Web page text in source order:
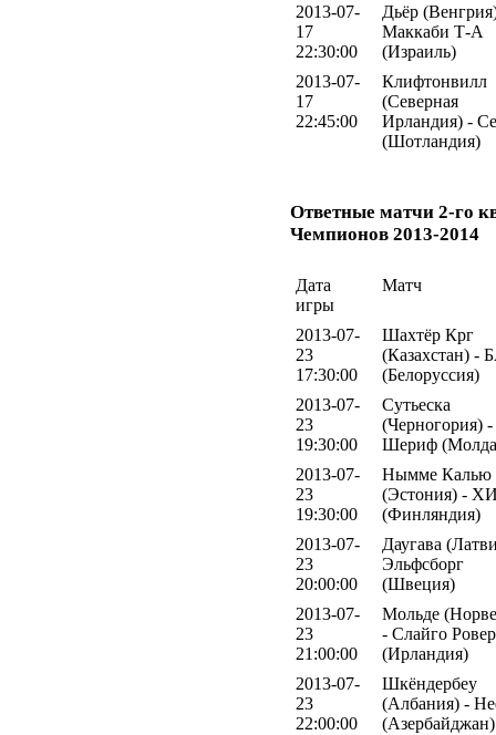
2013-07-
17
22:30:00
Дьёр
Маккаби Т-А
(Израиль)
2013-07-
17
22:45:00
Клифтонвилл
(Северная
Ирландия) -
(Шотландия)
Ответные матчи 2-го
Чемпионов 2013-2014
Дата
игры
Матч
2013-07-
23
17:30:00
Шахтёр Крг
(Казахстан) -
(Белоруссия)
2013-07-
23
19:30:00
Сутьеска
(Черногория) -
Шериф
2013-07-
23
19:30:00
Нымме Калью
(Эстония) -
(Финляндия)
2013-07-
23
20:00:00
Даугава
Эльфсборг
(Швеция)
2013-07-
23
21:00:00
Мольде
- Слайго
(Ирландия)
2013-07-
23
22:00:00
Шкёндербеу
(Албания) -
(Азербайджан)